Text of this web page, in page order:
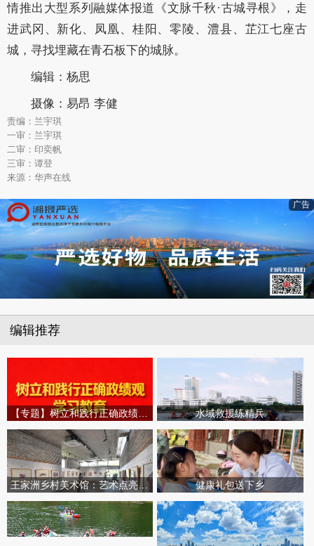
情推出大型系列融媒体报道《文脉千秋·古城寻根》，走
进武冈、新化、凤凰、桂阳、零陵、澧县、芷江七座古
城，寻找埋藏在青石板下的城脉。
编辑：杨思
摄像：易昂 李健
责编：兰宇琪
一审：兰宇琪
二审：印奕帆
三审：谭登
来源：华声在线
广告
编辑推荐
水域救援练精兵
王家洲乡村美术馆：艺术点亮田园乡村 健康礼包送下乡